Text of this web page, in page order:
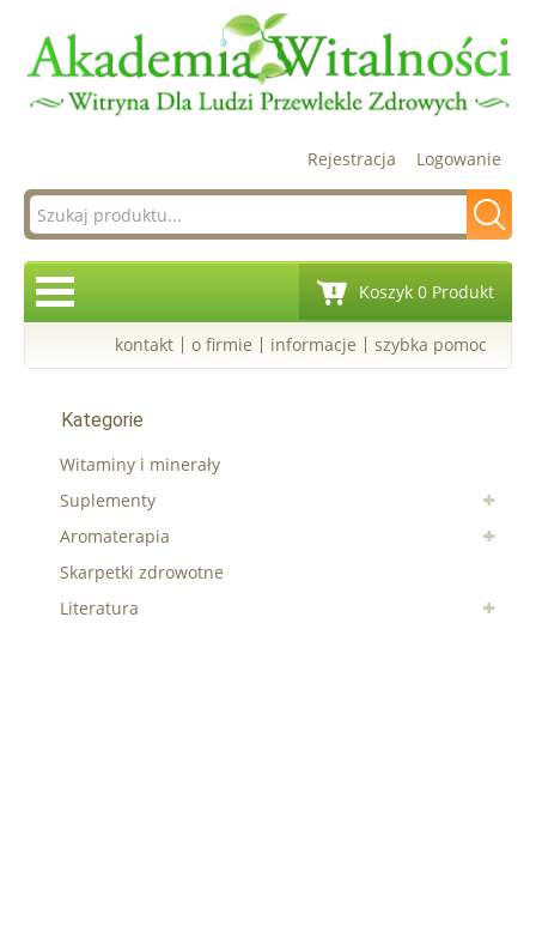
Logowanie
Rejestracja
Koszyk 0 Produkt
kontakt o firmie informacje szybka pomoc
Kategorie
Witaminy i minerały
Suplementy
Aromaterapia
Skarpetki zdrowotne
Literatura